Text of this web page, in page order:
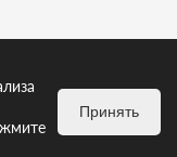
12-18
Принять